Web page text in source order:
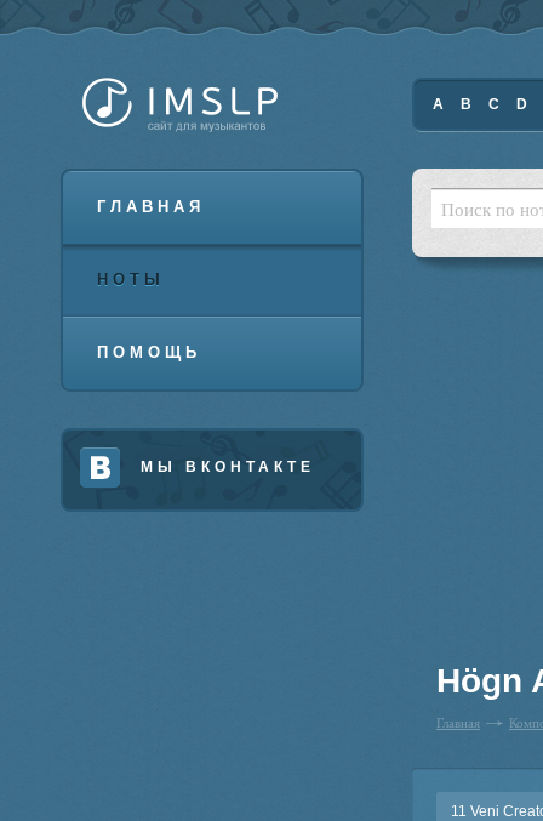
ГЛАВНАЯ
НОТЫ
ПОМОЩЬ
МЫ ВКОНТАКТЕ
A B C D
Högn
Главная
11 Veni